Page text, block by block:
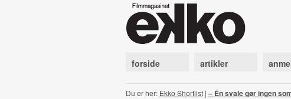
forside artikler
Du er her: Ekko Shortlist| – Én svale gør ingen